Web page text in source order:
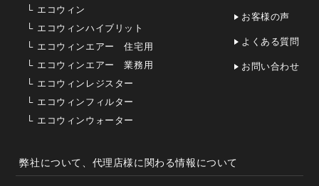
└ エコウィン
└ エコウィンハイブリット
└ エコウィンエアー 住宅用
└ エコウィンエアー 業務用
└ エコウィンレジスター
└ エコウィンフィルター
└ エコウィンウォーター
お客様の声
よくある質問
お問い合わせ
弊社について、代理店様に関わる情報について